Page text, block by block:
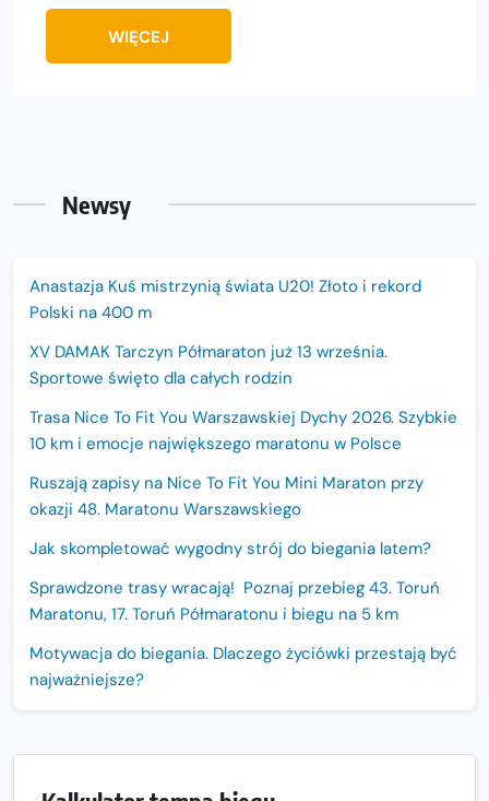
WIĘCEJ
Newsy
Anastazja Kuś mistrzynią świata U20! Złoto i rekord
Polski na 400 m
XV DAMAK Tarczyn Półmaraton już 13 września.
Sportowe święto dla całych rodzin
Trasa Nice To Fit You Warszawskiej Dychy 2026. Szybkie
10 km i emocje największego maratonu w Polsce
Ruszają zapisy na Nice To Fit You Mini Maraton przy
okazji 48. Maratonu Warszawskiego
Jak skompletować wygodny strój do biegania latem?
Sprawdzone trasy wracają! Poznaj przebieg 43. Toruń
Maratonu, 17. Toruń Półmaratonu i biegu na 5 km
Motywacja do biegania. Dlaczego życiówki przestają być
najważniejsze?